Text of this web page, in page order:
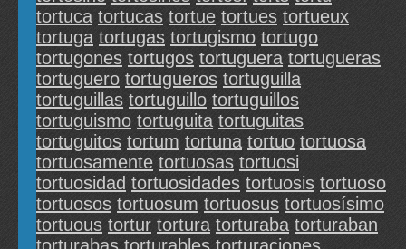
tortuca tortucas tortue tortues tortueux
tortuga tortugas tortugismo tortugo
tortugones tortugos tortuguera tortugueras
tortuguero tortugueros tortuguilla
tortuguillas tortuguillo tortuguillos
tortuguismo tortuguita tortuguitas
tortuguitos tortum tortuna tortuo tortuosa
tortuosamente tortuosas tortuosi
tortuosidad tortuosidades tortuosis tortuoso
tortuosos tortuosum tortuosus tortuosísimo
tortuous tortur tortura torturaba torturaban